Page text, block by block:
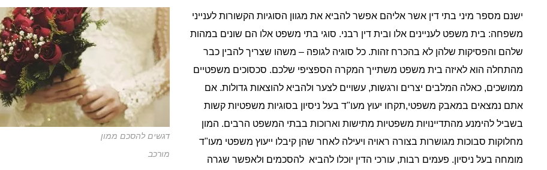
דגשים להסכם ממון
מורכב
ישנם מספר מיני בתי דין אשר אליהם אפשר להביא את מגוון הסוגיות הקשורות לענייני
משפחה: בית משפט לעניינים אלו ובית דין רבני. סוגי בתי משפט אלו הם שונים במהות
שלהם והפסיקות שלהן לא בהכרח זהות. כל סוגיה לגופה – משהו שצריך להבין כבר
מהתחלה הוא לאיזה בית משפט משתייך המקרה הספציפי שלכם. סכסוכים משפטיים
ממושכים, כאלה המלבים יצרים ורגשות, עשויים לצער ולהביא להוצאות גדולות. אם
אתם נמצאים במאבק משפטי,תקחו יעוץ מעו"ד בעל ניסיון בסוגיות משפטיות קשות
בשביל להימנע מהתדיינויות משפטיות מתישות וארוכות בבתי המשפט הרבים. המון
מחלוקות סבוכות מגושרות בצורה ראויה ויעילה לאחר שהן קיבלו ייעוץ משפטי מעו"ד
מומחה בעל ניסיון. פעמים רבות, עורכי הדין יוכלו להביא להסכמים ולאפשר שגרה